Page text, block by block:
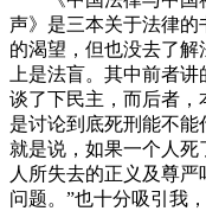
声》是三本关于法律
的渴望，但也没去了
上是法盲。其中前者
谈了下民主，而后者
是讨论到底死刑能不
就是说，如果一个人
人所失去的正义及尊
问题。”也十分吸引我